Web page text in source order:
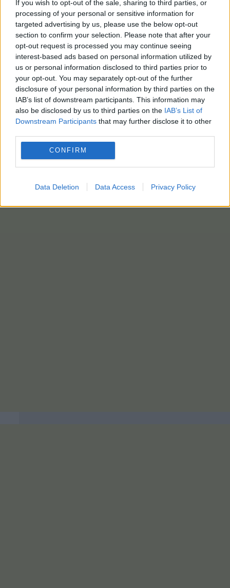
If you wish to opt-out of the sale, sharing to third parties, or
processing of your personal or sensitive information for
targeted advertising by us, please use the below opt-out
section to confirm your selection. Please note that after your
opt-out request is processed you may continue seeing
interest-based ads based on personal information utilized by
us or personal information disclosed to third parties prior to
your opt-out. You may separately opt-out of the further
disclosure of your personal information by third parties on the
IAB’s list of downstream participants. This information may
also be disclosed by us to third parties on the IAB’s List of
Downstream Participants that may further disclose it to other
CONFIRM
Data Deletion Data Access Privacy Policy